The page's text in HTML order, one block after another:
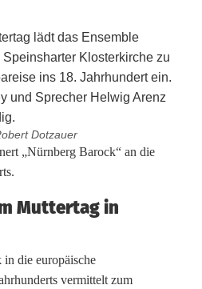
Dotzauer
„Nürnberg Barock“ an die
Muttertag in
die europäische
vermittelt zum